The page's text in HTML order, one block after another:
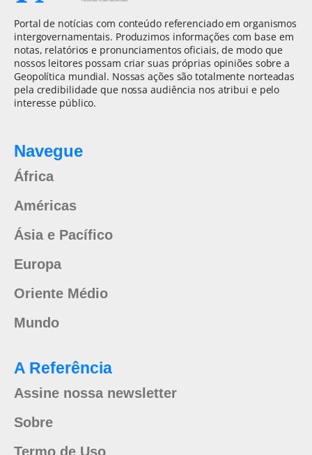
Portal de notícias com conteúdo referenciado em organismos
intergovernamentais. Produzimos informações com base em
notas, relatórios e pronunciamentos oficiais, de modo que
nossos leitores possam criar suas próprias opiniões sobre a
Geopolítica mundial. Nossas ações são totalmente norteadas
pela credibilidade que nossa audiência nos atribui e pelo
interesse público.
Navegue
África
Américas
Ásia e Pacífico
Europa
Oriente Médio
Mundo
A Referência
Assine nossa newsletter
Sobre
Termo de Uso